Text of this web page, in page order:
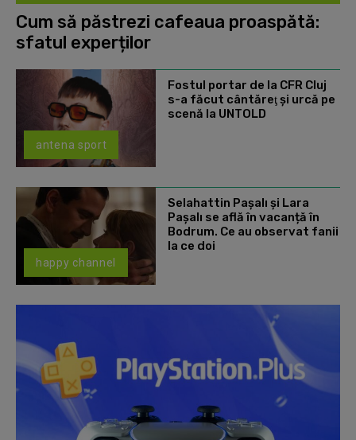
Cum să păstrezi cafeaua proaspătă:
sfatul experților
antena sport
Fostul portar de la CFR Cluj
s-a făcut cântăreţ şi urcă pe
scenă la UNTOLD
happy channel
Selahattin Paşalı și Lara
Paşalı se află în vacanță în
Bodrum. Ce au observat fanii
la ce doi